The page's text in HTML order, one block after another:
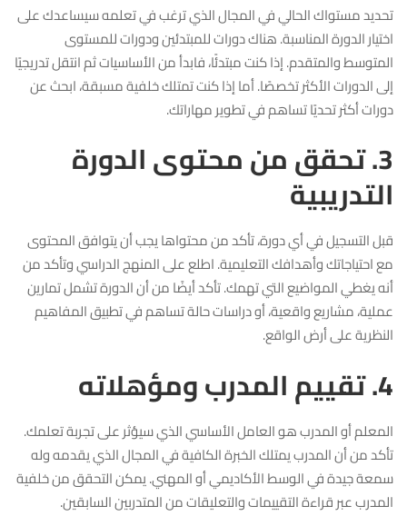
تحديد مستواك الحالي في المجال الذي ترغب في تعلمه سيساعدك على
اختيار الدورة المناسبة. هناك دورات للمبتدئين ودورات للمستوى
المتوسط والمتقدم. إذا كنت مبتدئًا، فابدأ من الأساسيات ثم انتقل تدريجيًا
إلى الدورات الأكثر تخصصًا. أما إذا كنت تمتلك خلفية مسبقة، ابحث عن
دورات أكثر تحديًا تساهم في تطوير مهاراتك.
3. تحقق من محتوى الدورة
التدريبية
قبل التسجيل في أي دورة، تأكد من محتواها يجب أن يتوافق المحتوى
مع احتياجاتك وأهدافك التعليمية. اطلع على المنهج الدراسي وتأكد من
أنه يغطي المواضيع التي تهمك. تأكد أيضًا من أن الدورة تشمل تمارين
عملية، مشاريع واقعية، أو دراسات حالة تساهم في تطبيق المفاهيم
النظرية على أرض الواقع.
4. تقييم المدرب ومؤهلاته
المعلم أو المدرب هو العامل الأساسي الذي سيؤثر على تجربة تعلمك.
تأكد من أن المدرب يمتلك الخبرة الكافية في المجال الذي يقدمه وله
سمعة جيدة في الوسط الأكاديمي أو المهني. يمكن التحقق من خلفية
المدرب عبر قراءة التقييمات والتعليقات من المتدربين السابقين.